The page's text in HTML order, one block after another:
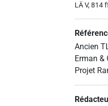
LÄ V, 814
Ancien
Erman &
Projet